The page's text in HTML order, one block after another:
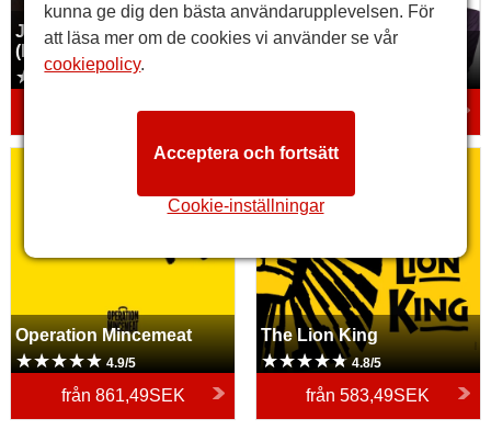
Jesus Christ Superstar
(London Palladium)
1 208,49SEK från333,49SEK
Operation Mincemeat
Operation Mincemeat
4.9/5
från 861,49SEK
The Lion King
The Lion King
4.8/5
från583,49SEK
kunna ge dig den bästa användarupplevelsen. För
att läsa mer om de cookies vi använder se vår
cookiepolicy.
Cookie-inställningar
Acceptera och fortsätt